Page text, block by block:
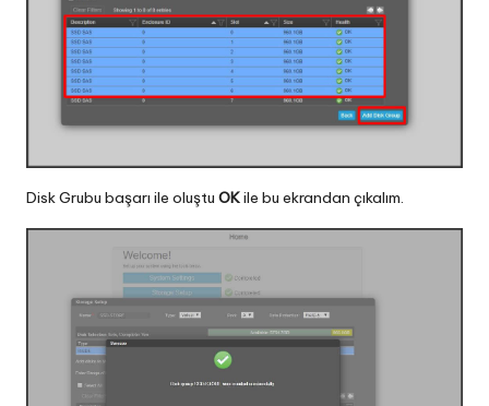
Disk Grubu başarı ile oluştu OKile bu ekrandan çıkalım.